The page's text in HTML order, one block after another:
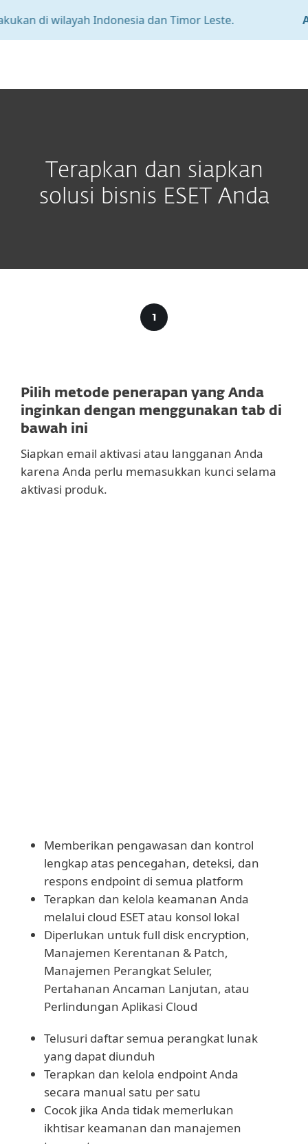
di wilayah Indonesia dan Timor Leste.
Terapkan dan siapkan
solusi bisnis ESET Anda
Pilih metode penerapan yang Anda
inginkan dengan menggunakan tab di
bawah ini
Siapkan email aktivasi atau langganan Anda
karena Anda perlu memasukkan kunci selama
aktivasi produk.
Memberikan pengawasan dan kontrol
lengkap atas pencegahan, deteksi, dan
respons endpoint di semua platform
Terapkan dan kelola keamanan Anda
melalui cloud ESET atau konsol lokal
Diperlukan untuk full disk encryption,
Manajemen Kerentanan & Patch,
Manajemen Perangkat Seluler,
Pertahanan Ancaman Lanjutan, atau
Perlindungan Aplikasi Cloud
Telusuri daftar semua perangkat lunak
yang dapat diunduh
Terapkan dan kelola endpoint Anda
secara manual satu per satu
Cocok jika Anda tidak memerlukan
ikhtisar keamanan dan manajemen